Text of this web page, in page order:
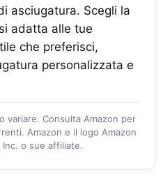
asciugatura. Scegli la
adatta alle tue
che preferisci,
personalizzata e
variare. Consulta Amazon per
Amazon e il logo Amazon
Inc. o sue affiliate.